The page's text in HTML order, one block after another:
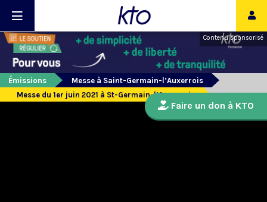
Contenu sponsorisé
Émissions
Messe à Saint-Germain-l’Auxerrois
Messe du 1er juin 2021 à St-Germain-l’Auxerrois
Faire un don à KTO